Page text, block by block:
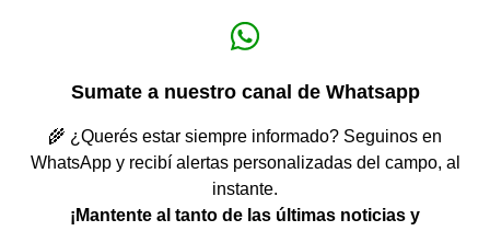
Sumate a nuestro canal de Whatsapp
🌾 ¿Querés estar siempre informado? Seguinos en
WhatsApp y recibí alertas personalizadas del campo, al
instante.
¡Mantente al tanto de las últimas noticias y